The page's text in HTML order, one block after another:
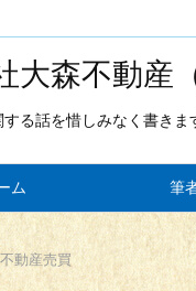
大森不動産
る話を惜しみなく書きま
ム 筆
不動産売買